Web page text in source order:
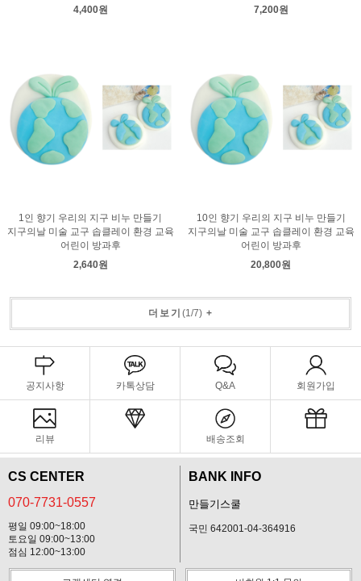
4,400원
7,200원
1인 향기 우리의 지구 비누 만들기
지구의날 미술 교구 솝클레이 환경 교육
어린이 방과후
2,640원
10인 향기 우리의 지구 비누 만들기
지구의날 미술 교구 솝클레이 환경 교육
어린이 방과후
20,800원
더보기 (1/7)+
공지사항 카톡상담 Q&A 회원가입
리뷰 배송조회
CS CENTER
070-7731-0557
평일 09:00~18:00
토요일 09:00~13:00
점심 12:00~13:00
BANK INFO
만들기스쿨
국민 642001-04-364916